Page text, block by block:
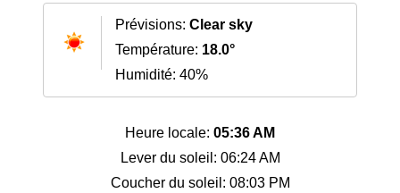
Prévisions: Clear sky
Température: 18.0°
Humidité: 40%
Heure locale: 05:36 AM
Lever du soleil: 06:24 AM
Coucher du soleil: 08:03 PM